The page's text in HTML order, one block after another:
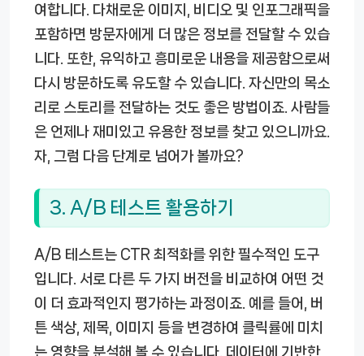
여합니다. 다채로운 이미지, 비디오 및 인포그래픽을
포함하면 방문자에게 더 많은 정보를 전달할 수 있습
니다. 또한, 유익하고 흥미로운 내용을 제공함으로써
다시 방문하도록 유도할 수 있습니다. 자신만의 목소
리로 스토리를 전달하는 것도 좋은 방법이죠. 사람들
은 언제나 재미있고 유용한 정보를 찾고 있으니까요.
자, 그럼 다음 단계로 넘어가 볼까요?
3. A/B 테스트 활용하기
A/B 테스트는 CTR 최적화를 위한 필수적인 도구
입니다. 서로 다른 두 가지 버전을 비교하여 어떤 것
이 더 효과적인지 평가하는 과정이죠. 예를 들어, 버
튼 색상, 제목, 이미지 등을 변경하여 클릭률에 미치
는 영향을 분석해 볼 수 있습니다. 데이터에 기반한